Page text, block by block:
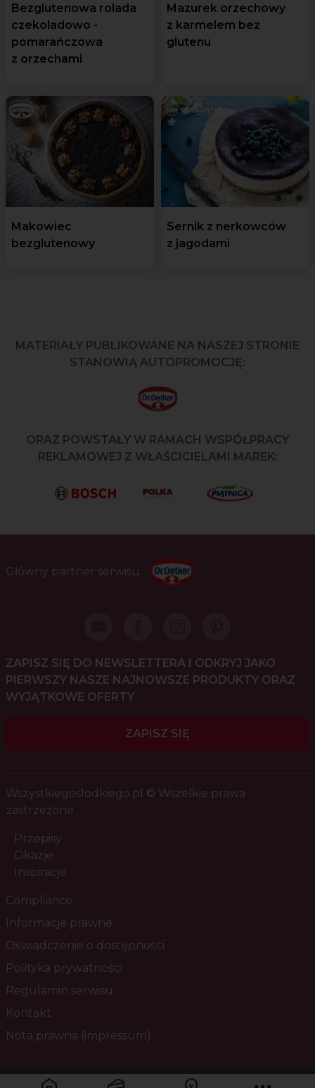
Bezglutenowa rolada
czekoladowo -
pomarańczowa
z orzechami
Mazurek orzechowy
z karmelem bez
glutenu
Makowiec
bezglutenowy
Sernik z nerkowców
z jagodami
MATERIAŁY PUBLIKOWANE NA NASZEJ STRONIE
STANOWIĄ AUTOPROMOCJĘ:
ORAZ POWSTAŁY W RAMACH WSPÓŁPRACY
REKLAMOWEJ Z WŁAŚCICIELAMI MAREK:
Główny partner serwisu
ZAPISZ SIĘ DO NEWSLETTERA I ODKRYJ JAKO
PIERWSZY NASZE NAJNOWSZE PRODUKTY ORAZ
WYJĄTKOWE OFERTY
ZAPISZ SIĘ
Wszystkiegoslodkiego.pl © Wszelkie prawa
zastrzeżone
Przepisy
Okazje
Inspiracje
Compliance
Informacje prawne
Oświadczenie o dostępności
Polityka prywatności
Regulamin serwisu
Kontakt
Nota prawna (impressum)